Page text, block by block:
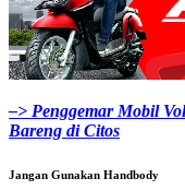
–> Penggemar Mobil
Bareng di Citos
Jangan Gunakan Handbody